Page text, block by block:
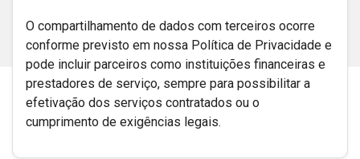
O compartilhamento de dados com terceiros ocorre
conforme previsto em nossa Política de Privacidade e
pode incluir parceiros como instituições financeiras e
prestadores de serviço, sempre para possibilitar a
efetivação dos serviços contratados ou o
cumprimento de exigências legais.